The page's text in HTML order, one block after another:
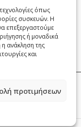
όπως
συσκευών. Η
επεξεργαστούμε
ή μοναδικά
ανάκληση της
και
προτιμήσεων
847 00